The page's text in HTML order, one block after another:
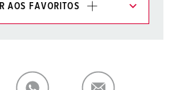
AOS FAVORITOS
ADICIONAR